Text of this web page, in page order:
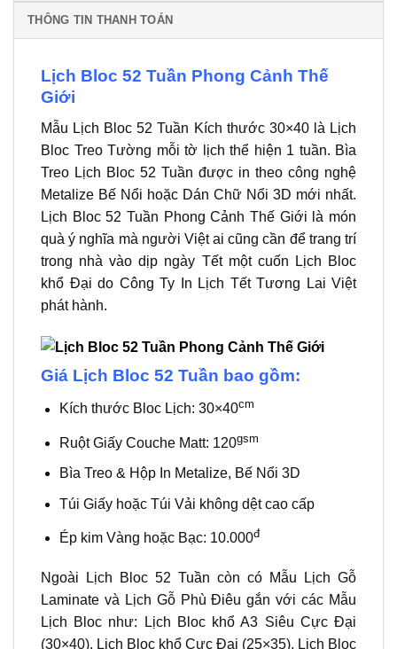
THÔNG TIN THANH TOÁN
Lịch Bloc 52 Tuần Phong Cảnh Thế
Giới
Mẫu Lịch Bloc 52 Tuần Kích thước 30×40 là Lịch
Bloc Treo Tường mỗi tờ lịch thể hiện 1 tuần. Bìa
Treo Lịch Bloc 52 Tuần được in theo công nghệ
Metalize Bế Nổi hoặc Dán Chữ Nổi 3D mới nhất.
Lịch Bloc 52 Tuần Phong Cảnh Thế Giới là món
quà ý nghĩa mà người Việt ai cũng cần để trang trí
trong nhà vào dịp ngày Tết một cuốn Lịch Bloc
khổ Đại do Công Ty In Lịch Tết Tương Lai Việt
phát hành.
Giá Lịch Bloc 52 Tuần bao gồm:
Kích thước Bloc Lịch: 30×40cm
Ruột Giấy Couche Matt: 120gsm
Bìa Treo & Hộp In Metalize, Bế Nổi 3D
Túi Giấy hoặc Túi Vải không dệt cao cấp
Ép kim Vàng hoặc Bạc: 10.000đ
Ngoài Lịch Bloc 52 Tuần còn có Mẫu Lịch Gỗ
Laminate và Lịch Gỗ Phù Điêu gắn với các Mẫu
Lịch Bloc như: Lịch Bloc khổ A3 Siêu Cực Đại
(30×40), Lịch Bloc khổ Cực Đại (25×35), Lịch Bloc